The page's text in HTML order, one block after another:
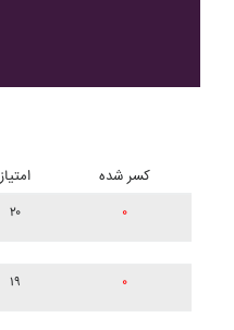
امتیاز کسر شده
۲۰ ۰
۱۹ ۰